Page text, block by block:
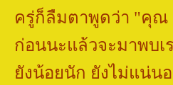
ครู่ก็ลืมตาพูดว่า "คุ
ก่อนนะแล้วจะมาพบเ
ยังน้อยนัก ยังไม่แน่น